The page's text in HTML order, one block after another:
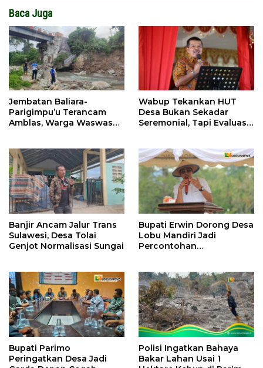
Baca Juga
Jembatan Baliara-
Parigimpu’u Terancam
Amblas, Warga Waswas
Wabup Tekankan HUT
Desa Bukan Sekadar
Seremonial, Tapi Evaluasi
Banjir Ancam Jalur Trans
Sulawesi, Desa Tolai
Genjot Normalisasi Sungai
Bupati Erwin Dorong Desa
Lobu Mandiri Jadi
Percontohan
Bupati Parimo
Peringatkan Desa Jadi
Polisi Ingatkan Bahaya
Bakar Lahan Usai 1